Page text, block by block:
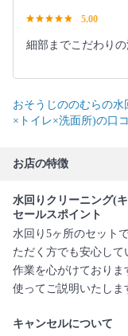
5.00
細部までこだわり
おそうじののむらの
×トイレ×洗面所)の口
お店の特徴
水回りクリーニング(
セールスポイント
水回り5ヶ所のセット
ただく方でも安心し
作業を心がけており
使ってご説明いたしま
キャンセルについて